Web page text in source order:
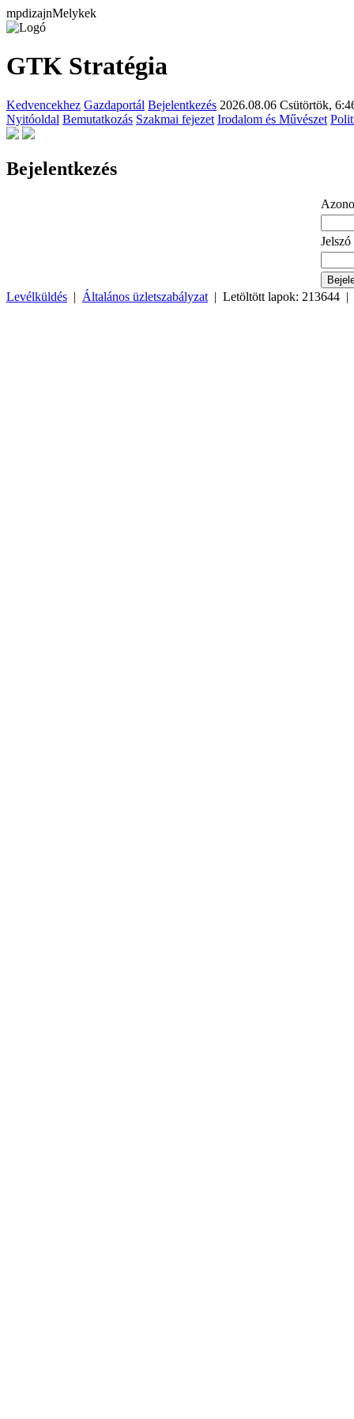
mpdizajnMelykek
GTK Stratégia
Kedvencekhez Gazdaportál Bejelentkezés 2026.08.06 Csütörtök,
Nyitóoldal Bemutatkozás Szakmai fejezet Irodalom és Művészet
Bejelentkezés
Jelszó
Levélküldés | Általános üzletszabályzat | Letöltött lapok: 213644 |